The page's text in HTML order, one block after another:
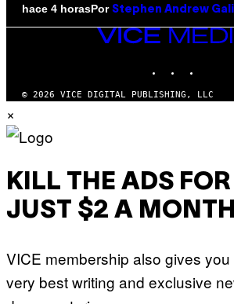
hace 4 horasPor Stephen Andrew
VICE
MEDIA
© 2026 VICE DIGITAL PUBLISHING, LLC
×
KILL THE ADS FOR
JUST $2 A MONTH
VICE membership also gives
very best writing and exclusive